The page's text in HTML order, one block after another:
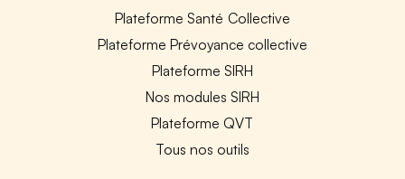
Plateforme Santé Collective
Plateforme Prévoyance collective
Plateforme SIRH
Nos modules SIRH
Plateforme QVT
Tous nos outils